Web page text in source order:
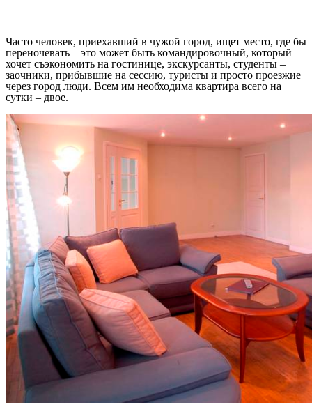
Часто человек, приехавший в чужой город, ищет место, где бы
переночевать – это может быть командировочный, который
хочет съэкономить на гостинице, экскурсанты, студенты –
заочники, прибывшие на сессию, туристы и просто проезжие
через город люди. Всем им необходима квартира всего на
сутки – двое.